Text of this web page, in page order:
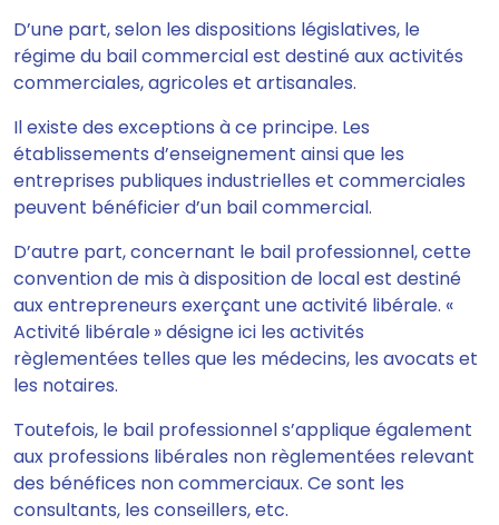
D’une part, selon les dispositions législatives, le
régime du bail commercial est destiné aux activités
commerciales, agricoles et artisanales.
Il existe des exceptions à ce principe. Les
établissements d’enseignement ainsi que les
entreprises publiques industrielles et commerciales
peuvent bénéficier d’un bail commercial.
D’autre part, concernant le bail professionnel, cette
convention de mis à disposition de local est destiné
aux entrepreneurs exerçant une activité libérale. «
Activité libérale » désigne ici les activités
règlementées telles que les médecins, les avocats et
les notaires.
Toutefois, le bail professionnel s’applique également
aux professions libérales non règlementées relevant
des bénéfices non commerciaux. Ce sont les
consultants, les conseillers, etc.